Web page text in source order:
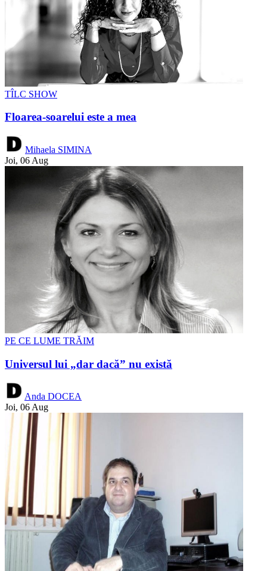
TÎLC SHOW
Floarea-soarelui este a mea
Mihaela SIMINA
Joi, 06 Aug
PE CE LUME TRĂIM
Universul lui „dar dacă” nu există
Anda DOCEA
Joi, 06 Aug